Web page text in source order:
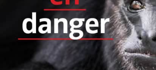
Pétitions
Projets
Votre soutien est
Don général